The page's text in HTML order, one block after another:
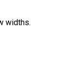
widths.